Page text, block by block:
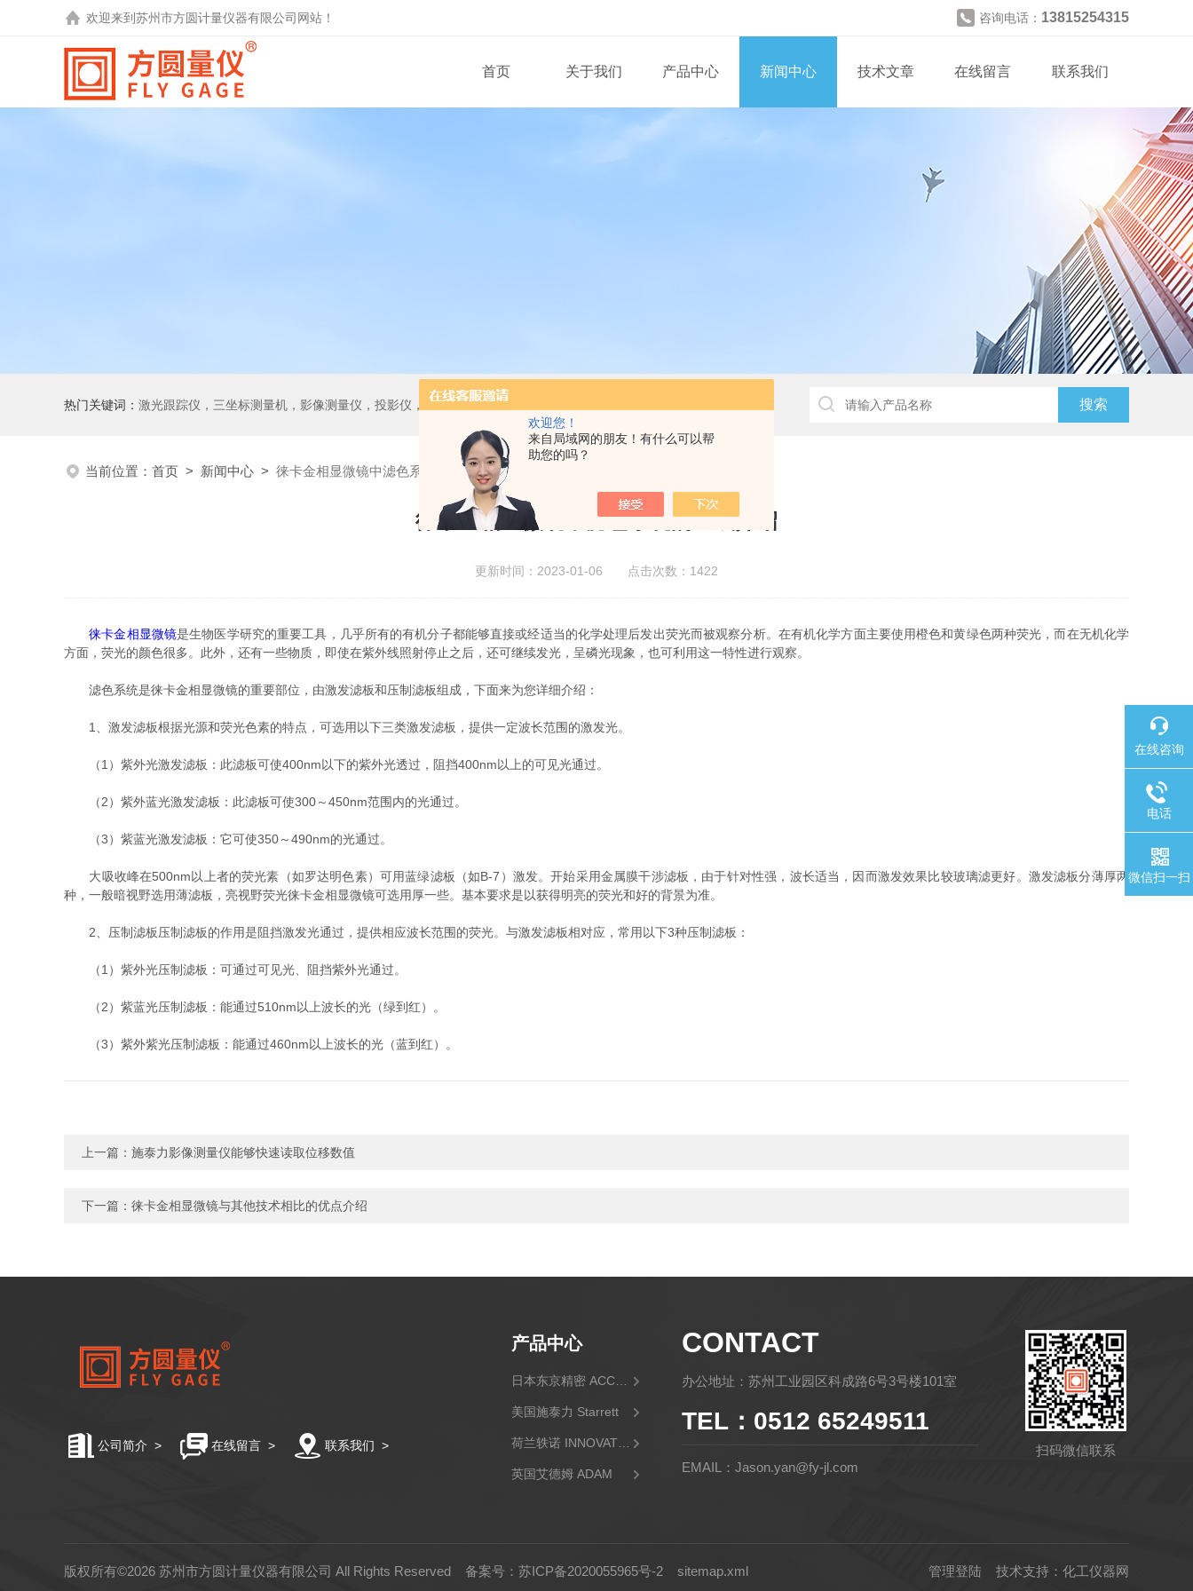
欢迎您！
来自局域网的朋友！有什么可以帮
助您的吗？
欢迎来到 苏州市方圆计量仪器有限公司 网站！ 咨询电话： 13815254315
首页 关于我们 产品中心 新闻中心 技术文章 在线留言 联系我们
热门关键词： 激光跟踪仪，三坐标测量机，影像测量仪，投影仪，工具显微镜，粗糙度仪、轮廓仪，圆度圆柱度仪，齿轮啮合仪，齿轮检测中心，测高仪，测长仪，激光测径仪，气动量仪，通用量具，硬度计，光谱分析仪，万能试验机，金相设备，内窥镜，无损检测，环境试验，表面涂装检测等精密仪器
当前位置： 首页 > 新闻中心 > 徕卡金相显微镜中滤色系统的组成介绍
徕卡金相显微镜中滤色系统的组成介绍
更新时间：2023-01-06 点击次数：1422
徕卡金相显微镜是生物医学研究的重要工具，几乎所有的有机分子都能够直接或经适当的化学处理后发出荧光而被观察分析。在有机化学方面主要使用橙色和黄绿色两种荧光，而在无机化学
方面，荧光的颜色很多。此外，还有一些物质，即使在紫外线照射停止之后，还可继续发光，呈磷光现象，也可利用这一特性进行观察。
滤色系统是徕卡金相显微镜的重要部位，由激发滤板和压制滤板组成，下面来为您详细介绍：
1、激发滤板根据光源和荧光色素的特点，可选用以下三类激发滤板，提供一定波长范围的激发光。
（1）紫外光激发滤板：此滤板可使400nm以下的紫外光透过，阻挡400nm以上的可见光通过。
（2）紫外蓝光激发滤板：此滤板可使300～450nm范围内的光通过。
（3）紫蓝光激发滤板：它可使350～490nm的光通过。
大吸收峰在500nm以上者的荧光素（如罗达明色素）可用蓝绿滤板（如B-7）激发。开始采用金属膜干涉滤板，由于针对性强，波长适当，因而激发效果比较玻璃滤更好。激发滤板分薄厚两
种，一般暗视野选用薄滤板，亮视野荧光徕卡金相显微镜可选用厚一些。基本要求是以获得明亮的荧光和好的背景为准。
2、压制滤板压制滤板的作用是阻挡激发光通过，提供相应波长范围的荧光。与激发滤板相对应，常用以下3种压制滤板：
（1）紫外光压制滤板：可通过可见光、阻挡紫外光通过。
（2）紫蓝光压制滤板：能通过510nm以上波长的光（绿到红）。
（3）紫外紫光压制滤板：能通过460nm以上波长的光（蓝到红）。
上一篇： 施泰力影像测量仪能够快速读取位移数值
下一篇： 徕卡金相显微镜与其他技术相比的优点介绍
公司简介 > 在线留言 > 联系我们 >
产品中心
美国施泰力 Starrett
英国艾德姆 ADAM
美国阿美特克 AMETEK
CONTACT
办公地址：苏州工业园区科成路6号3号楼101室
TEL：0512 65249511
EMAIL：Jason.yan@fy-jl.com
扫码微信联系
版权所有©2026 苏州市方圆计量仪器有限公司 All Rights Reserved 备案号：苏ICP备2020055965号-2 sitemap.xml 管理登陆 技术支持： 化工仪器网
在线咨询
电话
微信扫一扫